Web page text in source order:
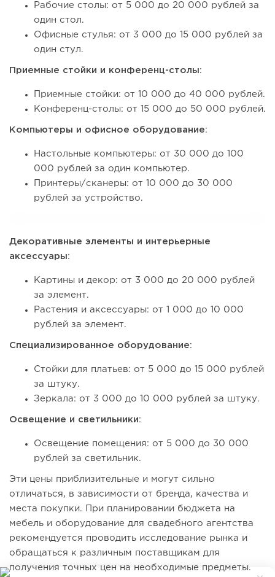
Рабочие столы: от 5 000 до 20 000 рублей за
один стол.
Офисные стулья: от 3 000 до 15 000 рублей за
один стул.
Приемные стойки и конференц-столы:
Приемные стойки: от 10 000 до 40 000 рублей.
Конференц-столы: от 15 000 до 50 000 рублей.
Компьютеры и офисное оборудование:
Настольные компьютеры: от 30 000 до 100
000 рублей за один компьютер.
Принтеры/сканеры: от 10 000 до 30 000
рублей за устройство.
Декоративные элементы и интерьерные
аксессуары:
Картины и декор: от 3 000 до 20 000 рублей
за элемент.
Растения и аксессуары: от 1 000 до 10 000
рублей за элемент.
Специализированное оборудование:
Стойки для платьев: от 5 000 до 15 000 рублей
за штуку.
Зеркала: от 3 000 до 10 000 рублей за штуку.
Освещение и светильники:
Освещение помещения: от 5 000 до 30 000
рублей за светильник.
Эти цены приблизительные и могут сильно
отличаться, в зависимости от бренда, качества и
места покупки. При планировании бюджета на
мебель и оборудование для свадебного агентства
рекомендуется проводить исследование рынка и
обращаться к различным поставщикам для
получения точных цен на необходимые предметы.